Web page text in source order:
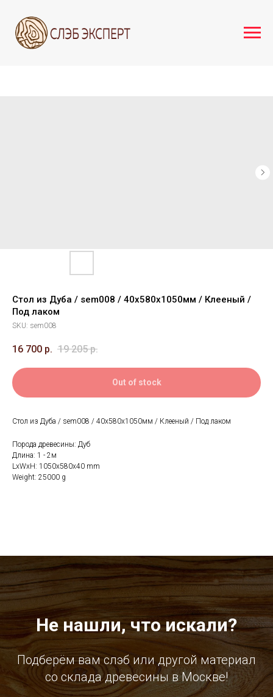
Стол из Дуба / sem008 / 40х580х1050мм / Клееный /
Под лаком
SKU: sem008
16 700 р. 19 205 р.
Out of stock
Стол из Дуба / sem008 / 40х580х1050мм / Клееный / Под лаком
Порода древесины: Дуб
Длина: 1 - 2м
LxWxH: 1050x580x40 mm
Weight: 25000 g
Не нашли, что искали?
Подберём вам слэб или другой материал
со склада древесины в Москве!